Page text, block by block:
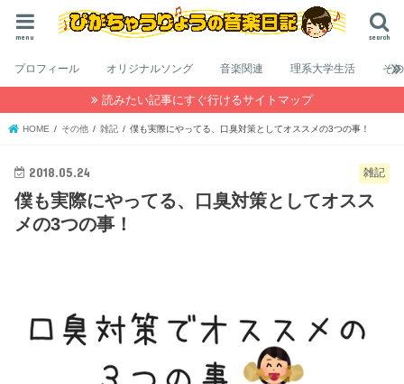
search
menu
プロフィール オリジナルソング 音楽関連 理系大学生活 そ
読みたい記事にすぐ行けるサイトマップ
HOME その他 雑記 僕も実際にやってる、口臭対策としてオススメの3つの事！
雑記
2018.05.24
僕も実際にやってる、口臭対策としてオスス
メの3つの事！